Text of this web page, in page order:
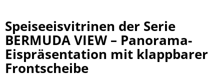
Speiseeisvitrinen der Serie
BERMUDA VIEW – Panorama-
Eispräsentation mit klappbarer
Frontscheibe